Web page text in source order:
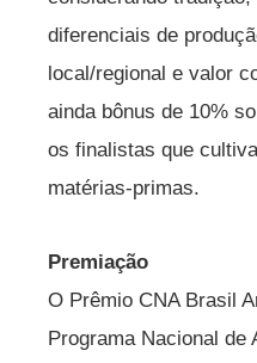
diferenciais de
local/regional e valor
ainda bônus de 10%
os finalistas que
matérias-primas.
Premiação
O Prêmio CNA Brasil
Programa Nacional de